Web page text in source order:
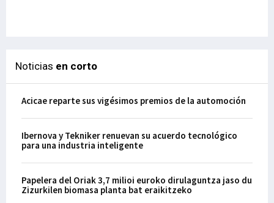
Noticias en corto
Acicae reparte sus vigésimos premios de la automoción
Ibernova y Tekniker renuevan su acuerdo tecnológico
para una industria inteligente
Papelera del Oriak 3,7 milioi euroko dirulaguntza jaso du
Zizurkilen biomasa planta bat eraikitzeko